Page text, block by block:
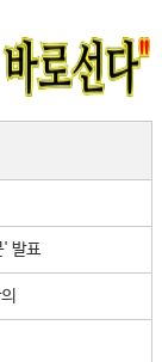
' 발표